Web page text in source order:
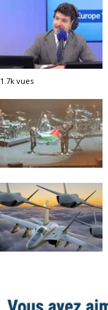
1.7k vues